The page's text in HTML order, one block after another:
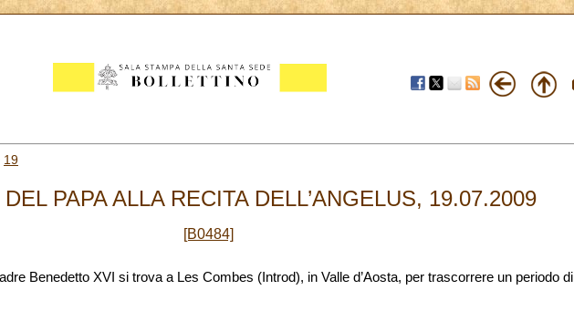
19
PAPA ALLA RECITA DELL’ANGELUS, 19.07.2009
[B0484]
Benedetto XVI si trova a Les Combes (Introd), in Valle d’Aosta, per trascorrere un periodo di